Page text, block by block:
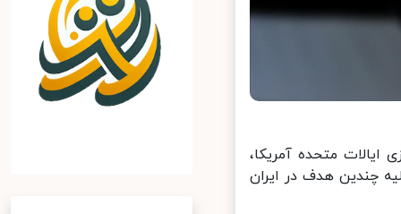
متحده آمریکا،
علیه چندین هدف در ایران